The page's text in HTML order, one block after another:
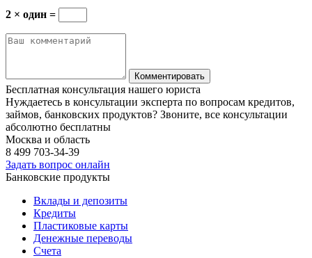
2 × один =
Бесплатная консультация нашего юриста
Нуждаетесь в консультации эксперта по вопросам кредитов,
займов, банковских продуктов? Звоните, все консультации
абсолютно бесплатны
Москва и область
8 499 703-34-39
Задать вопрос онлайн
Банковские продукты
Вклады и депозиты
Кредиты
Пластиковые карты
Денежные переводы
Счета